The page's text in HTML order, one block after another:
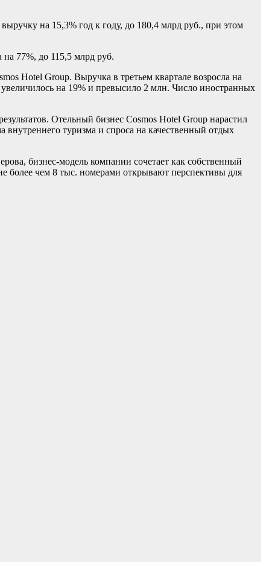
на 15,3% год к году, до 180,4 млрд руб., при этом
на 77%, до 115,5 млрд руб.
Hotel Group. Выручка в третьем квартале возросла на
увеличилось на 19% и превысило 2 млн. Число иностранных
Отельный бизнес Cosmos Hotel Group нарастил
туризма и спроса на качественный отдых
бизнес-модель компании сочетает как собственный
более чем 8 тыс. номерами открывают перспективы для